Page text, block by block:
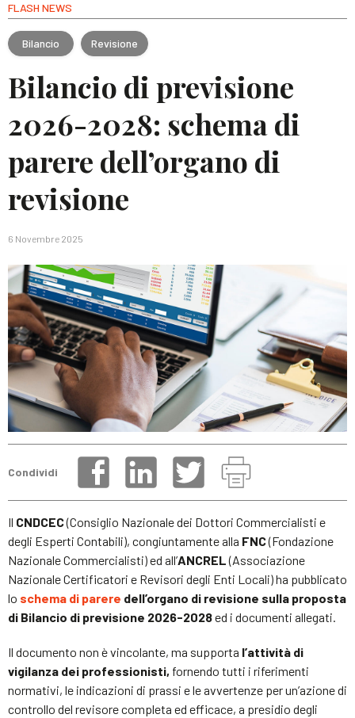
FLASH NEWS
Bilancio Revisione
Bilancio di previsione
2026-2028: schema di
parere dell’organo di
revisione
6 Novembre 2025
Condividi
Il CNDCEC(Consiglio Nazionale dei Dottori Commercialisti e
degli Esperti Contabili), congiuntamente alla FNC(Fondazione
Nazionale Commercialisti) ed all’ANCREL(Associazione
Nazionale Certificatori e Revisori degli Enti Locali) ha pubblicato
lo schema di parere dell’organo di revisione sulla proposta
di Bilancio di previsione 2026-2028ed i documenti allegati.
Il documento non è vincolante, ma supporta l’attività di
vigilanza dei professionisti, fornendo tutti i riferimenti
normativi, le indicazioni di prassi e le avvertenze per un’azione di
controllo del revisore completa ed efficace, a presidio degli